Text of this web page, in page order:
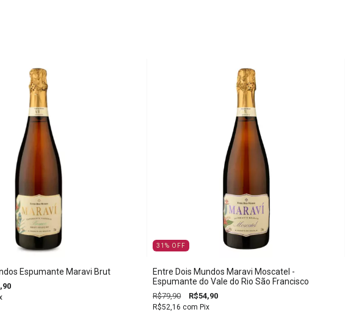
Espumante Maravi Brut
31% OFF
Entre Dois Mundos Maravi Moscatel -
Espumante do Vale do Rio São Francisco
R$79,90 R$54,90
R$52,16com Pix